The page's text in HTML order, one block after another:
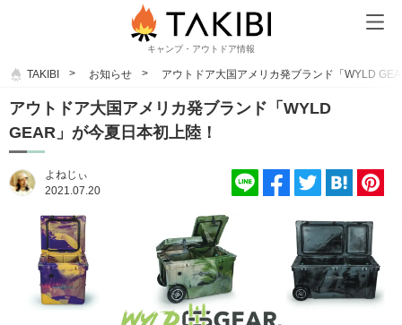
キャンプ・アウトドア情報
TAKIBI お知らせ アウトドア大国アメリカ発ブランド「WYLD
アウトドア大国アメリカ発ブランド「WYLD
GEAR」が今夏日本初上陸！
よねじぃ
2021.07.20